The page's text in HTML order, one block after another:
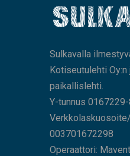
Sulkavalla
Kotiseutulehti
paikallislehti.
Y-tunnus
003701672298
Operaattori: